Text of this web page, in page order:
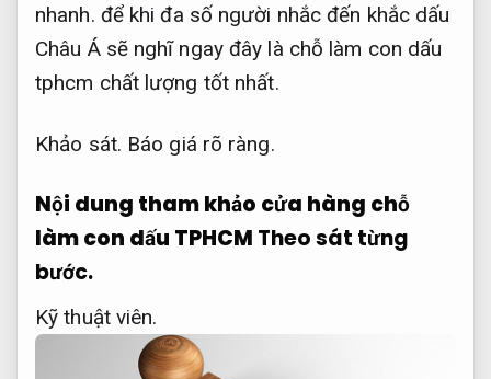
nhanh. để khi đa số người nhắc đến khắc dấu
Châu Á sẽ nghĩ ngay đây là chỗ làm con dấu
tphcm chất lượng tốt nhất.
Khảo sát. Báo giá rõ ràng.
Nội dung tham khảo cửa hàng chỗ
làm con dấu TPHCM Theo sát từng
bước.
Kỹ thuật viên.